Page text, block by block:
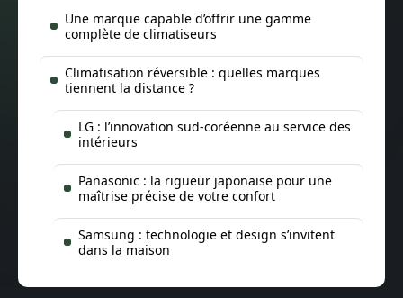
Une marque capable d’offrir une gamme
complète de climatiseurs
Climatisation réversible : quelles marques
tiennent la distance ?
LG : l’innovation sud-coréenne au service des
intérieurs
Panasonic : la rigueur japonaise pour une
maîtrise précise de votre confort
Samsung : technologie et design s’invitent
dans la maison